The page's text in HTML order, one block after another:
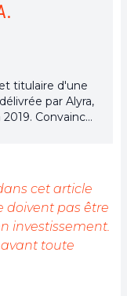
titulaire d'une
par Alyra,
Convaincu
le grand
évolution.
de mieux
les
chaque jour
de
relayer les
cet article
doivent pas être
investissement.
avant toute